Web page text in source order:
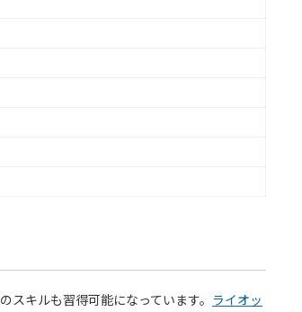
のスキルも習得可能になっています。 ライオッ